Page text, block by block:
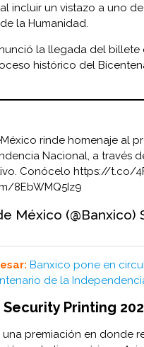
incluir un vistazo a uno
la Humanidad.
la llegada del
histórico del
rinde homenaje al
Nacional, a través
Conócelo https://t.co/
8EbWMQ5Iz9
México (@Banxico)
Banxico pone en
de la
Printing
una premiación en donde